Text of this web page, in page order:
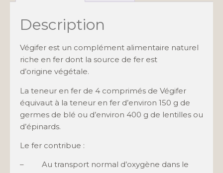
Description
Végifer est un complément alimentaire naturel
riche en fer dont la source de fer est
d’origine végétale.
La teneur en fer de 4 comprimés de Végifer
équivaut à la teneur en fer d’environ 150 g de
germes de blé ou d’environ 400 g de lentilles ou
d’épinards.
Le fer contribue :
– Au transport normal d’oxygène dans le